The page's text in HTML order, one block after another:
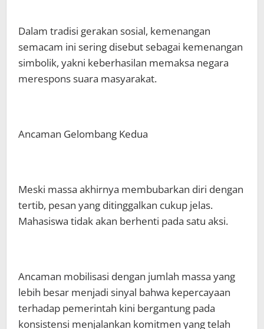
Dalam tradisi gerakan sosial, kemenangan
semacam ini sering disebut sebagai kemenangan
simbolik, yakni keberhasilan memaksa negara
merespons suara masyarakat.
Ancaman Gelombang Kedua
Meski massa akhirnya membubarkan diri dengan
tertib, pesan yang ditinggalkan cukup jelas.
Mahasiswa tidak akan berhenti pada satu aksi.
Ancaman mobilisasi dengan jumlah massa yang
lebih besar menjadi sinyal bahwa kepercayaan
terhadap pemerintah kini bergantung pada
konsistensi menjalankan komitmen yang telah